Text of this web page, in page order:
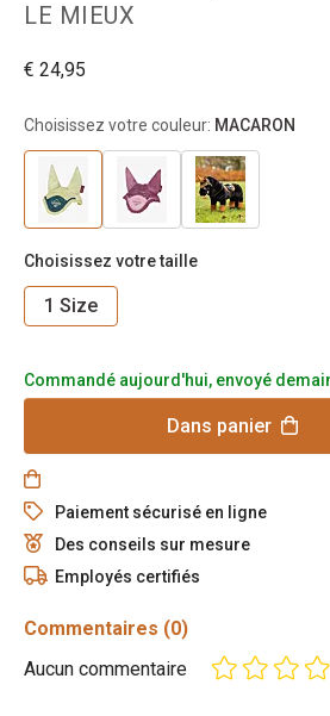
LE MIEUX
€ 24,95
Choisissez votre couleur: MACARON
Choisissez votre taille
1 Size
Commandé aujourd'hui, envoyé
Dans panier
Paiement sécurisé en ligne
Des conseils sur mesure
Employés certifiés
Commentaires (0)
Aucun commentaire